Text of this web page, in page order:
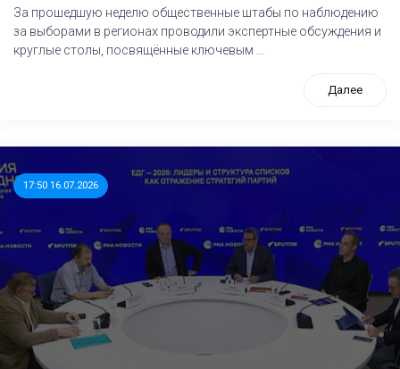
За прошедшую неделю общественные штабы по наблюдению
за выборами в регионах проводили экспертные обсуждения и
круглые столы, посвящённые ключевым ...
Далее
17:50 16.07.2026